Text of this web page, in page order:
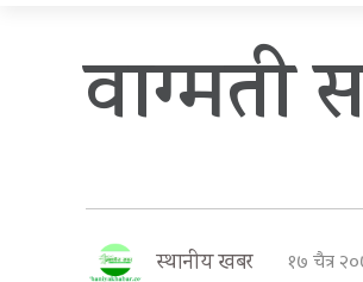
वाग्मती
स्थानीय खबर १७ चैत्र